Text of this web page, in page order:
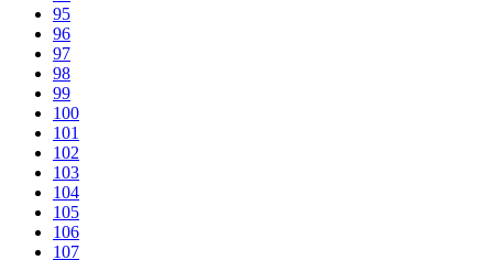
95
96
97
98
99
100
101
102
103
104
105
106
107